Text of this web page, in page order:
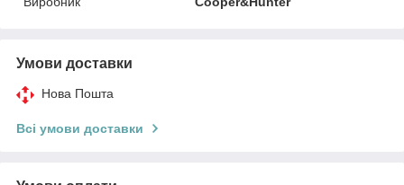
Умови доставки
Нова Пошта
Всі умови доставки